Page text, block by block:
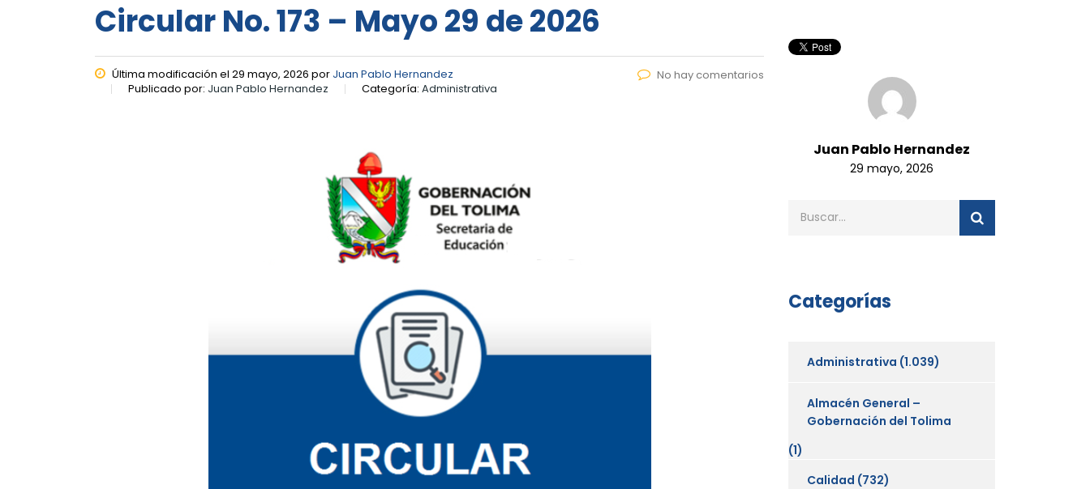
Circular No. 173 – Mayo 29 de 2026
Última modificación el 29 mayo, 2026 por Juan Pablo Hernandez
Publicado por: Juan Pablo Hernandez Categoría: Administrativa
No hay comentarios
Juan Pablo Hernandez
29 mayo, 2026
Categorías
Administrativa (1.039)
Almacén General –
Gobernación del Tolima
(1)
Calidad (732)